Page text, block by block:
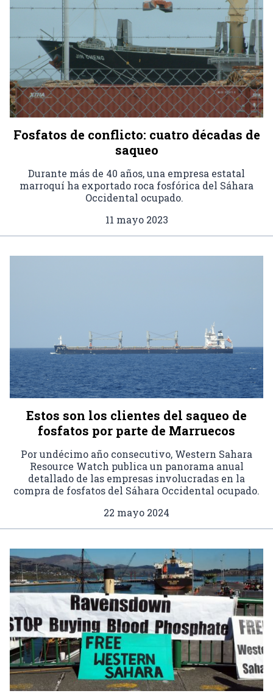
Fosfatos de conflicto: cuatro décadas de
saqueo
Durante más de 40 años, una empresa estatal
marroquí ha exportado roca fosfórica del Sáhara
Occidental ocupado.
11 mayo 2023
Estos son los clientes del saqueo de
fosfatos por parte de Marruecos
Por undécimo año consecutivo, Western Sahara
Resource Watch publica un panorama anual
detallado de las empresas involucradas en la
compra de fosfatos del Sáhara Occidental ocupado.
22 mayo 2024